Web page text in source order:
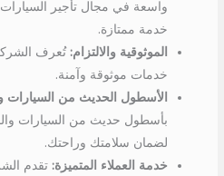
واسعة في مجال تأجير
خدمة ممتازة.
الموثوقية والالتزام:تُعرف
خدمات موثوقة وآمنة.
الأسطول الحديث من السيارات
بأسطول حديث من السيارات
لضمان سلامتك وراحتك.
خدمة العملاء المتميزة: تقدم